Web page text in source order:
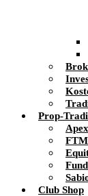
Prop-
Apex
Club Shop